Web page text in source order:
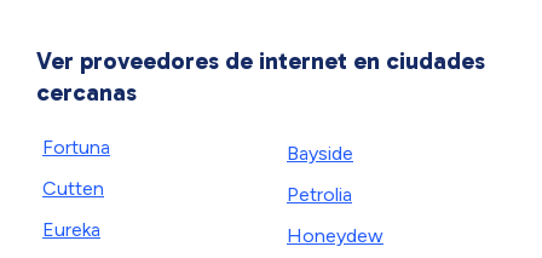
Ver proveedores de internet en ciudades
cercanas
Fortuna
Cutten
Eureka
Bayside
Petrolia
Honeydew